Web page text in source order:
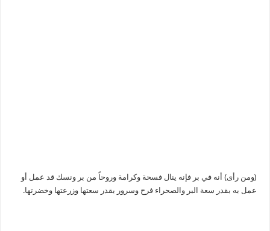
(ومن رأى) أنه في بر فإنه ينال فسحة وكرامة وروحاً من بر ونسك قد عمل أو
عمل به بقدر سعة البر والصحراء فرح وسرور بقدر سعتها وزرعتها وخضرتها.